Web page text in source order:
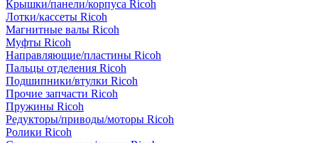
Крышки/панели/корпуса Ricoh
Лотки/кассеты Ricoh
Магнитные валы Ricoh
Муфты Ricoh
Направляющие/пластины Ricoh
Пальцы отделения Ricoh
Подшипники/втулки Ricoh
Прочие запчасти Ricoh
Пружины Ricoh
Редукторы/приводы/моторы Ricoh
Ролики Ricoh